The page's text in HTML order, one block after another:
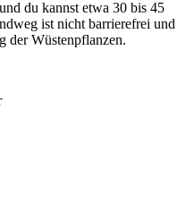
du kannst etwa 30 bis 45
ist nicht barrierefrei und
der Wüstenpflanzen.